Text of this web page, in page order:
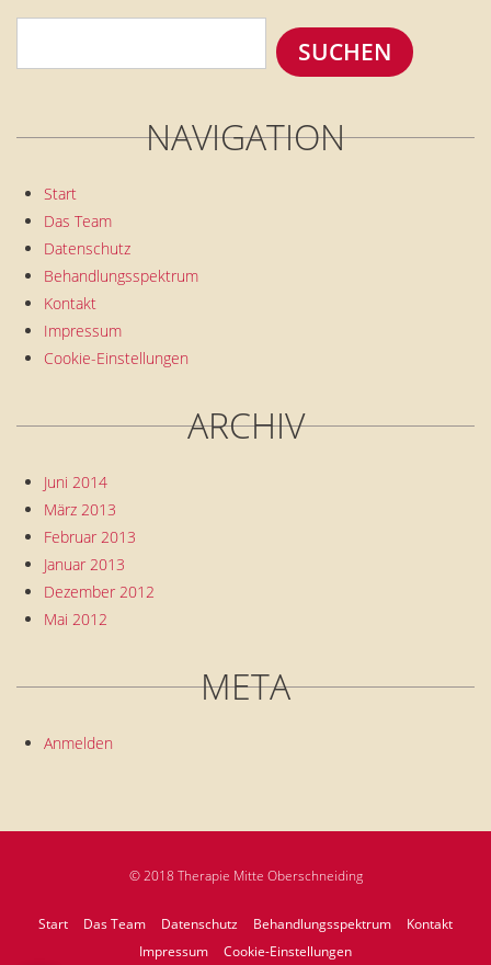
NAVIGATION
Start
Das Team
Datenschutz
Behandlungsspektrum
Kontakt
Impressum
Cookie-Einstellungen
ARCHIV
Juni 2014
März 2013
Februar 2013
Januar 2013
Dezember 2012
Mai 2012
META
Anmelden
© 2018 Therapie Mitte Oberschneiding
Start Das Team Datenschutz Behandlungsspektrum
Kontakt
Impressum
Cookie-Einstellungen